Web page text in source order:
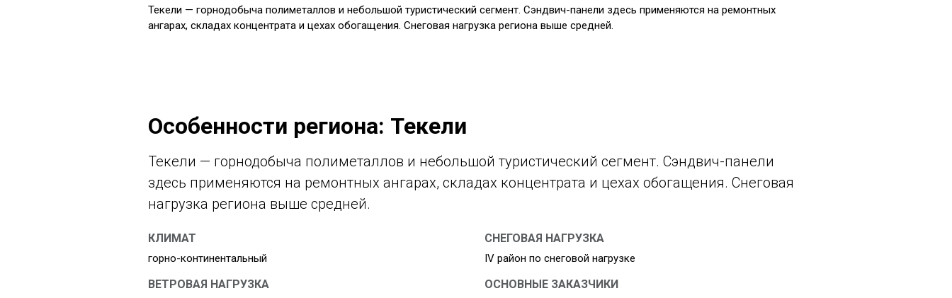
Текели — горнодобыча полиметаллов и небольшой туристический сегмент. Сэндвич-панели здесь применяются на ремонтных
ангарах, складах концентрата и цехах обогащения. Снеговая нагрузка региона выше средней.
Особенности региона: Текели
Текели — горнодобыча полиметаллов и небольшой туристический сегмент. Сэндвич-панели
здесь применяются на ремонтных ангарах, складах концентрата и цехах обогащения. Снеговая
нагрузка региона выше средней.
КЛИМАТ
горно-континентальный
СНЕГОВАЯ НАГРУЗКА
IV район по снеговой нагрузке
ВЕТРОВАЯ НАГРУЗКА ОСНОВНЫЕ ЗАКАЗЧИКИ